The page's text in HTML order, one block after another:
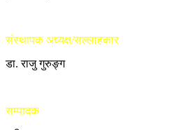
संस्थापक अध्यक्ष/सल्लाहकार
डा. राजु गुरुङ्ग
सम्पादक